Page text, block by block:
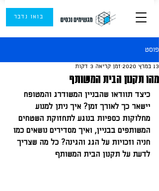
בואו נדבר
פוסט
מהו תקנון הבית המשותף
13 במרץ 2020 זמן קריאה 3 דקות
כיצד תוודאו שהבניין המשודרג והמטופח
יישאר כך לאורך זמן? איך ניתן למנוע
מחלוקות כספיות בנוגע לתחזוקת השטחים
המשותפים בבניין, ואיך מסדירים נושאים כמו
חניה וזכויות על הגג והגינה? כל מה שצריך
לדעת על תקנון הבית המשותף